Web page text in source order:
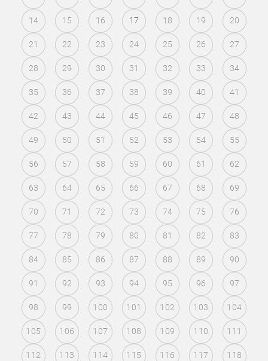
14 15 16 17 18 19 20
21 22 23 24 25 26 27
28 29 30 31 32 33 34
35 36 37 38 39 40 41
42 43 44 45 46 47 48
49 50 51 52 53 54 55
56 57 58 59 60 61 62
63 64 65 66 67 68 69
70 71 72 73 74 75 76
77 78 79 80 81 82 83
84 85 86 87 88 89 90
91 92 93 94 95 96 97
98 99 100 101 102 103 104
105 106 107 108 109 110 111
112 113 114 115 116 117 118